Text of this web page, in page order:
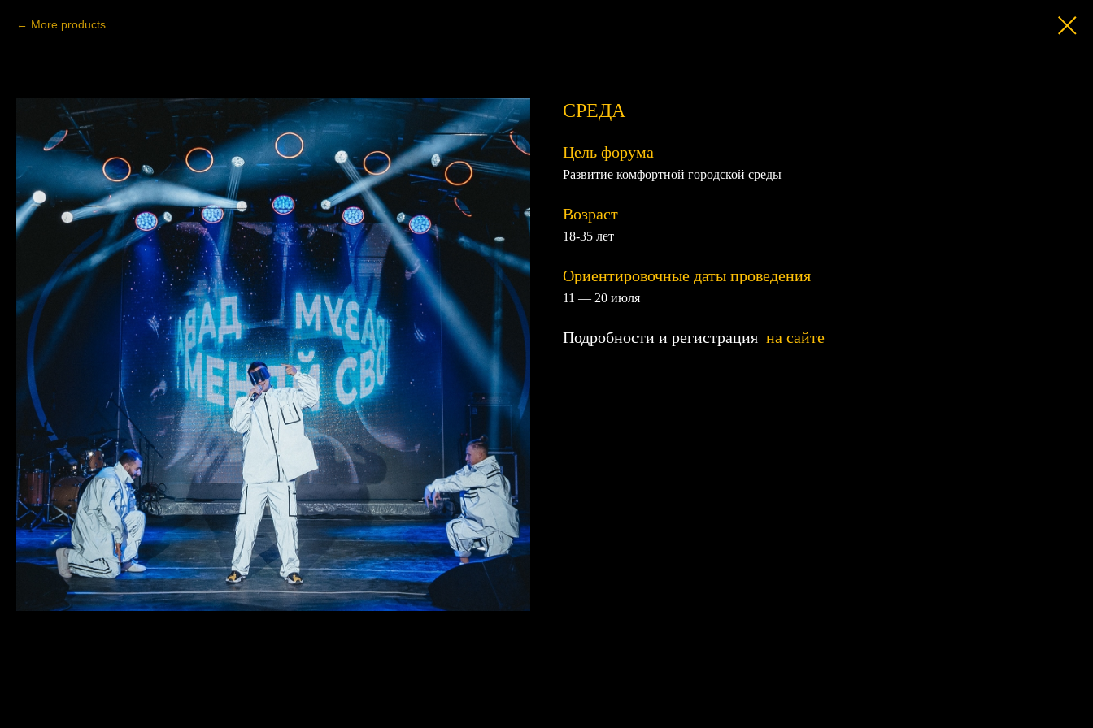
More products
СРЕДА
Цель форума
Развитие комфортной городской среды
Возраст
18-35 лет
Ориентировочные даты проведения
11 — 20 июля
Подробности и регистрация на сайте